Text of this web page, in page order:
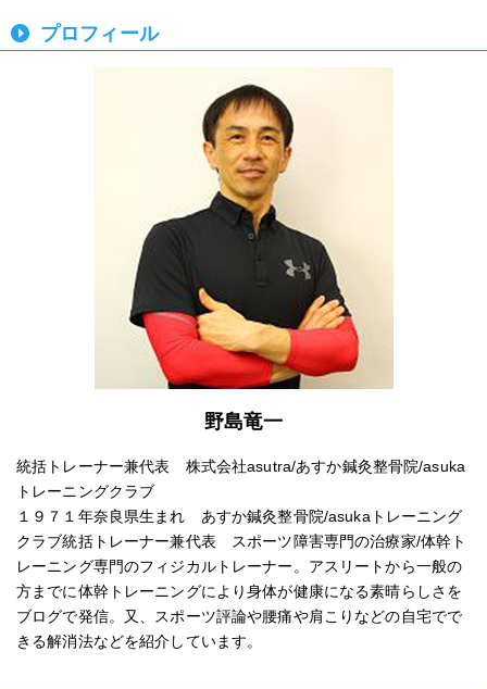
プロフィール
野島竜一
統括トレーナー兼代表 株式会社asutra/あすか鍼灸整骨院/asuka
トレーニングクラブ
１９７１年奈良県生まれ あすか鍼灸整骨院/asukaトレーニング
クラブ統括トレーナー兼代表 スポーツ障害専門の治療家/体幹ト
レーニング専門のフィジカルトレーナー。アスリートから一般の
方までに体幹トレーニングにより身体が健康になる素晴らしさを
ブログで発信。又、スポーツ評論や腰痛や肩こりなどの自宅でで
きる解消法などを紹介しています。